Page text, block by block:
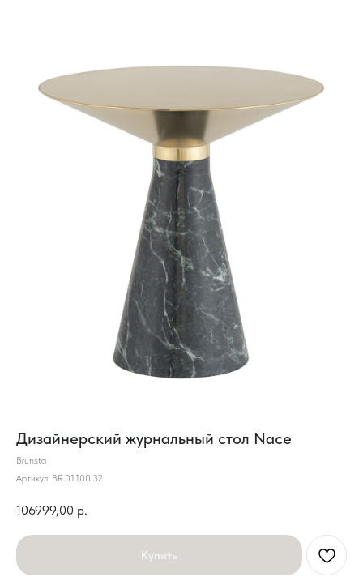
Дизайнерский журнальный стол Nace
Brunsta
Артикул: BR.01.100.32
106999,00 р.
Купить